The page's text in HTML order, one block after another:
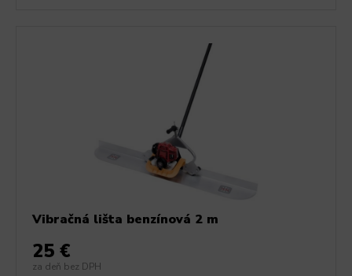
Vibračná lišta benzínová 2 m
25 €
za deň bez DPH